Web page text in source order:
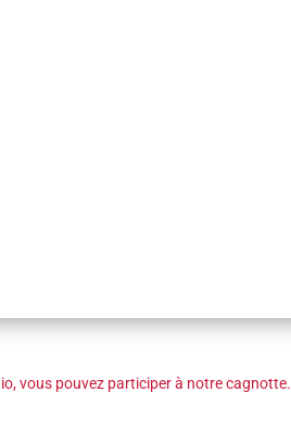
vous pouvez participer à notre cagnotte.